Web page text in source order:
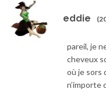
eddie
pareil, je
cheveux
où je sors
n’importe